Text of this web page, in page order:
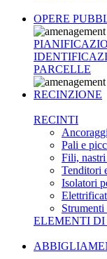
OPERE
PARCELLE
RECINZIONE
RECINTI
Pali e
Fili, nastri
Tenditori
Isolatori
Strumenti
ELEMENTI DI